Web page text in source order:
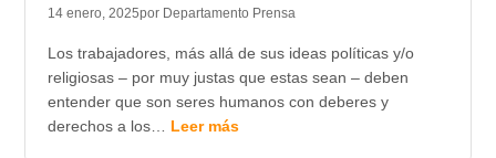
14 enero, 2025por Departamento Prensa
Los trabajadores, más allá de sus ideas políticas y/o
religiosas – por muy justas que estas sean – deben
entender que son seres humanos con deberes y
derechos a los… Leer más